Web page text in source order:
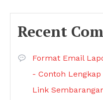
Recent
Format Email
- Contoh Lengkap
Link